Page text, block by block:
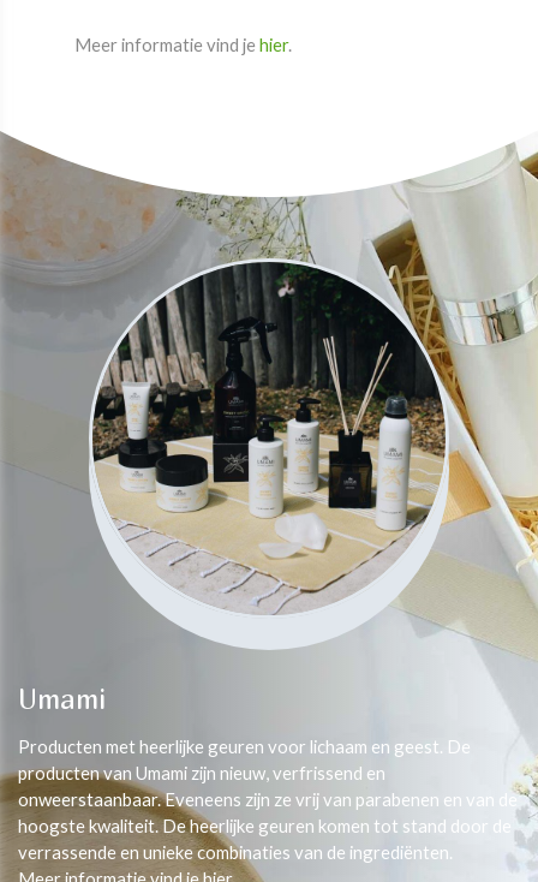
​​​​​​​Meer informatie vind je hier.
Umami
Producten met heerlijke geuren voor lichaam en geest. De
producten van Umami zijn nieuw, verfrissend en
onweerstaanbaar. Eveneens zijn ze vrij van parabenen en van de
hoogste kwaliteit. De heerlijke geuren komen tot stand door de
verrassende en unieke combinaties van de ingrediënten.